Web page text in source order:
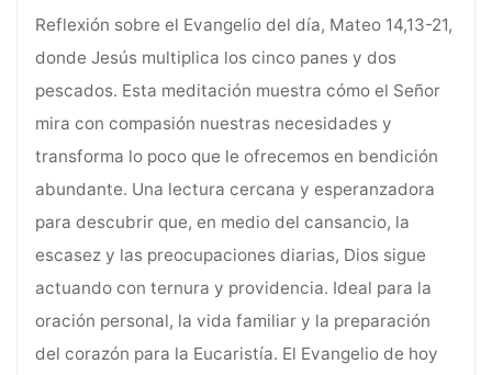
Reflexión sobre el Evangelio del día, Mateo 14,13-21,
donde Jesús multiplica los cinco panes y dos
pescados. Esta meditación muestra cómo el Señor
mira con compasión nuestras necesidades y
transforma lo poco que le ofrecemos en bendición
abundante. Una lectura cercana y esperanzadora
para descubrir que, en medio del cansancio, la
escasez y las preocupaciones diarias, Dios sigue
actuando con ternura y providencia. Ideal para la
oración personal, la vida familiar y la preparación
del corazón para la Eucaristía. El Evangelio de hoy